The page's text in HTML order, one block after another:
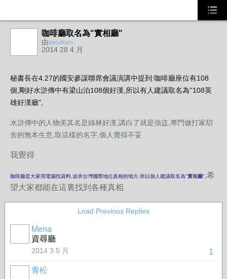
咖啡廳取名為"實相廳"
由wisdom
2014 28 4 月
秘書長在4.27的國安參謀聯席會議演講中提到:咖啡廳座位有108
個,剛好水滸傳中有梁山泊108個好漢,所以有人建議取名為''108英
雄好漢廳",
水滸傳中的人物美其名是綠林好漢,講白了就是強盜,專門做打家刧
舍的無本生意,取這樣的名字,個人覺得不妥
我覺得
咖啡廳是大家用電腦找資料,追求台灣國際地位真相的地方.所以個人建議取名為"實相廳",希
望大家都能在這裏找到各種真相
Load Previous Replies
Mena
資尋廳
1
2014 3 5 月
青松